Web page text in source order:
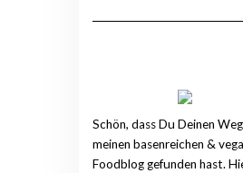
Schön, dass Du Deinen
meinen basenreichen &
Foodblog gefunden hast.